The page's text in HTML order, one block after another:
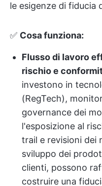
le esigenze di fiducia
✅ Cosa funziona:
Flusso di lavoro
rischio e
investono in
(RegTech),
governance dei
l'esposizione al
trail e revisioni dei
sviluppo dei
clienti, possono
costruire una